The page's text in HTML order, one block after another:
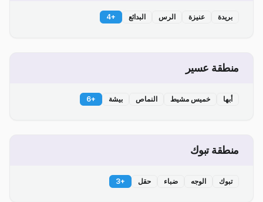
بريدة عنيزة الرس البدائع +
4
منطقة عسير
أبها خميس مشيط النماص بيشة +
6
منطقة تبوك
تبوك الوجه ضباء حقل +
3